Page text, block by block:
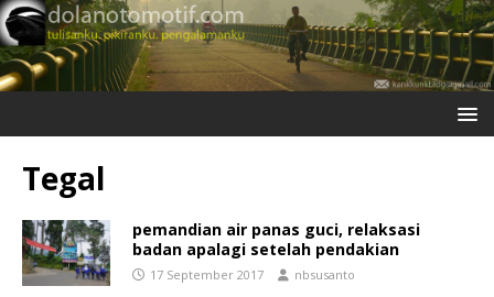
Tegal
pemandian air panas guci, relaksasi
badan apalagi setelah pendakian
17 September 2017 nbsusanto